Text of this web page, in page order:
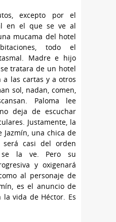
excepto por el
en el que se ve al
mucama del hotel
todo el
Madre e hijo
tratara de un hotel
a las cartas y a otros
sol, nadan, comen,
Paloma lee
deja de escuchar
Justamente, la
una chica de
casi del orden
se la ve. Pero su
y oxigenará
al personaje de
es el anuncio de
vida de Héctor. Es